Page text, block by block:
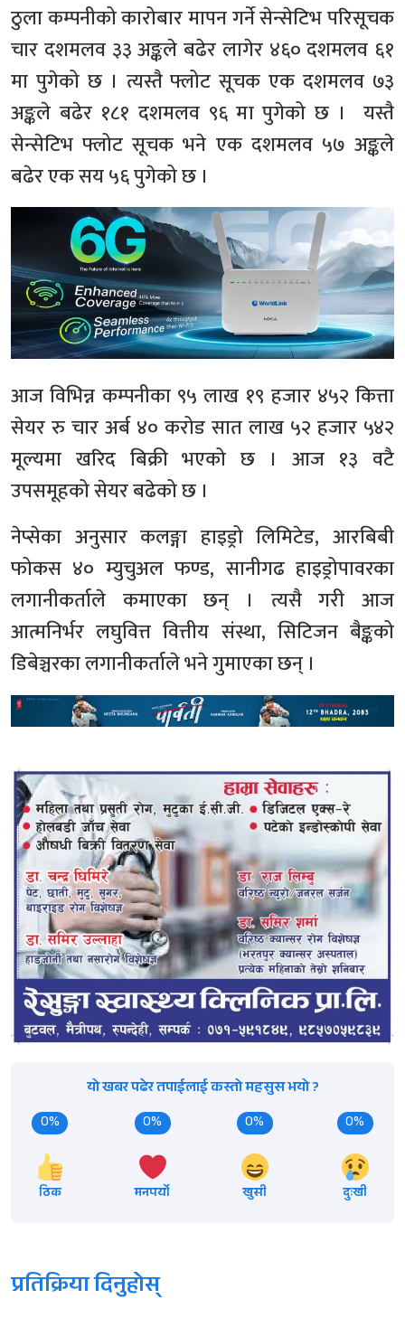
ठुला कम्पनीको कारोबार मापन गर्ने सेन्सेटिभ परिसूचक
चार दशमलव ३३ अङ्कले बढेर लागेर ४६० दशमलव ६१
मा पुगेको छ । त्यस्तै फ्लोट सूचक एक दशमलव ७३
अङ्कले बढेर १८१ दशमलव ९६ मा पुगेको छ । यस्तै
सेन्सेटिभ फ्लोट सूचक भने एक दशमलव ५७ अङ्कले
बढेर एक सय ५६ पुगेको छ ।
आज विभिन्न कम्पनीका ९५ लाख १९ हजार ४५२ कित्ता
सेयर रु चार अर्ब ४० करोड सात लाख ५२ हजार ५४२
मूल्यमा खरिद बिक्री भएको छ । आज १३ वटै
उपसमूहको सेयर बढेको छ ।
नेप्सेका अनुसार कलङ्गा हाइड्रो लिमिटेड, आरबिबी
फोकस ४० म्युचुअल फण्ड, सानीगढ हाइड्रोपावरका
लगानीकर्ताले कमाएका छन् । त्यसै गरी आज
आत्मनिर्भर लघुवित्त वित्तीय संस्था, सिटिजन बैङ्कको
डिबेञ्चरका लगानीकर्ताले भने गुमाएका छन् ।
यो खबर पढेर तपाईलाई कस्तो महसुस भयो ?
0%
ठिक
0%
मनपर्यो
0%
खुसी
0%
दुःखी
प्रतिक्रिया दिनुहोस्